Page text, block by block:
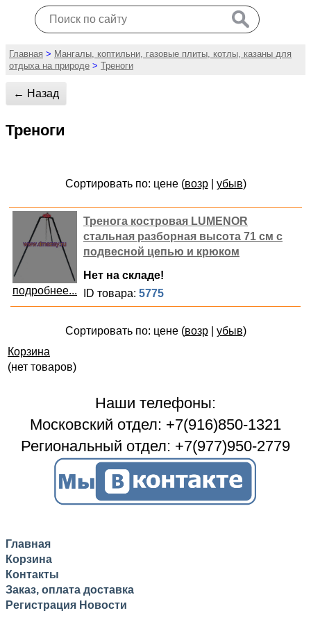
Главная > Мангалы, коптильни, газовые плиты, котлы, казаны для
отдыха на природе > Треноги
← Назад
Треноги
Сортировать по: цене (возр| убыв)
подробнее...
Тренога костровая LUMENOR
стальная разборная высота 71 см с
подвесной цепью и крюком
Нет на складе!
ID товара: 5775
Сортировать по: цене (возр| убыв)
Корзина
(нет товаров)
Наши телефоны:
Московский отдел: +7(916)850-1321
Региональный отдел: +7(977)950-2779
Главная
Корзина
Контакты
Заказ, оплата доставка
Регистрация Новости